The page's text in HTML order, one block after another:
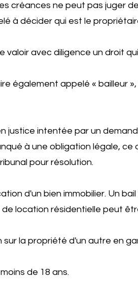
créances ne peut pas juger
à décider qui est le
valoir avec diligence un droit
également appelé « bailleur
justice intentée par un
à une obligation légale,
pour résolution.
d'un bien immobilier. Un
location résidentielle peut
sur la propriété d'un autre en
de 18 ans.